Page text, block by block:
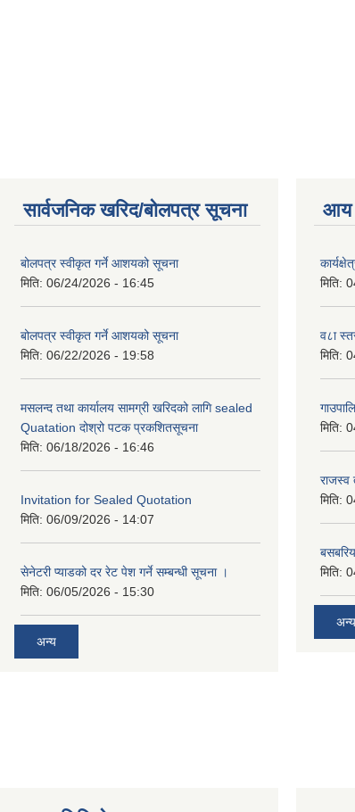
सार्वजनिक खरिद/बोलपत्र सूचना
बोलपत्र स्वीकृत गर्ने आशयको सूचना
मिति: 06/24/2026 - 16:45
बोलपत्र स्वीकृत गर्ने आशयको सूचना
मिति: 06/22/2026 - 19:58
मसलन्द तथा कार्यालय सामग्री खरिदको लागि sealed
Quatation दोश्रो पटक प्रकशितसूचना
मिति: 06/18/2026 - 16:46
Invitation for Sealed Quotation
मिति: 06/09/2026 - 14:07
सेनेटरी प्याडको दर रेट पेश गर्ने सम्बन्धी सूचना ।
मिति: 06/05/2026 - 15:30
अन्य
आय
मिति:
व८ा
मिति:
मिति:
राजस्व
मिति:
मिति:
अन्य